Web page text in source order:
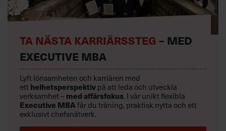
TA NÄSTA KARRIÄRSSTEG – MED
EXECUTIVE MBA
Lyft lönsamheten och karriären med
ett helhetsperspektiv på att leda och utveckla
verksamhet – med affärsfokus. I vår unikt flexibla
Executive MBAfår du träning, praktisk nytta och ett
exklusivt chefsnätverk.